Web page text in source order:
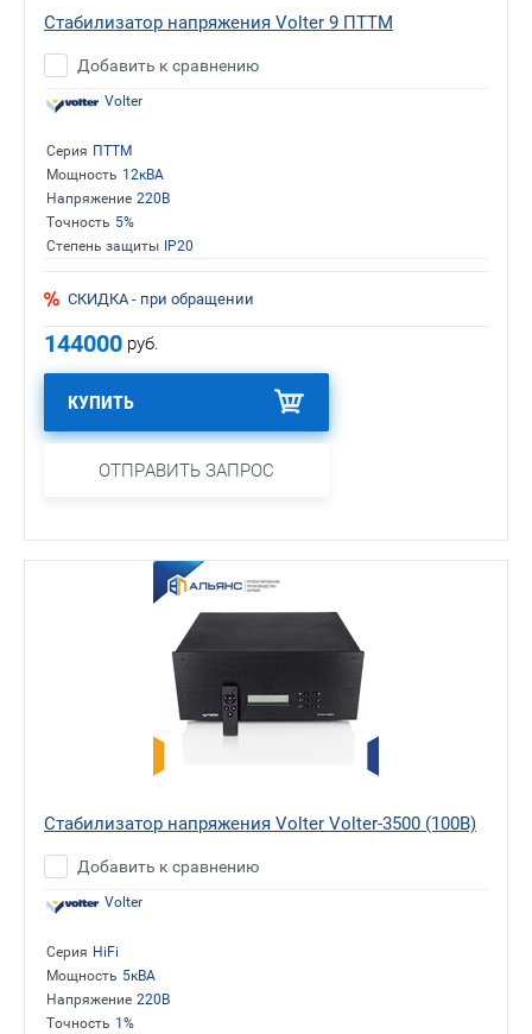
Стабилизатор напряжения Volter 9 ПТТМ
Добавить к сравнению
Volter
Серия ПТТМ
Мощность 12кВА
Напряжение 220В
Точность 5%
Степень защиты
IP20
СКИДКА - при обращении
144000 руб.
КУПИТЬ
ОТПРАВИТЬ ЗАПРОС
Стабилизатор напряжения Volter Volter-3500 (100В)
Добавить к сравнению
Volter
Серия HiFi
Мощность 5кВА
Напряжение 220В
Точность 1%